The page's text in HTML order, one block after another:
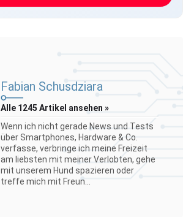
Fabian Schusdziara
Alle 1245 Artikel ansehen »
Wenn ich nicht gerade News und Tests
über Smartphones, Hardware & Co.
verfasse, verbringe ich meine Freizeit
am liebsten mit meiner Verlobten, gehe
mit unserem Hund spazieren oder
treffe mich mit Freun...